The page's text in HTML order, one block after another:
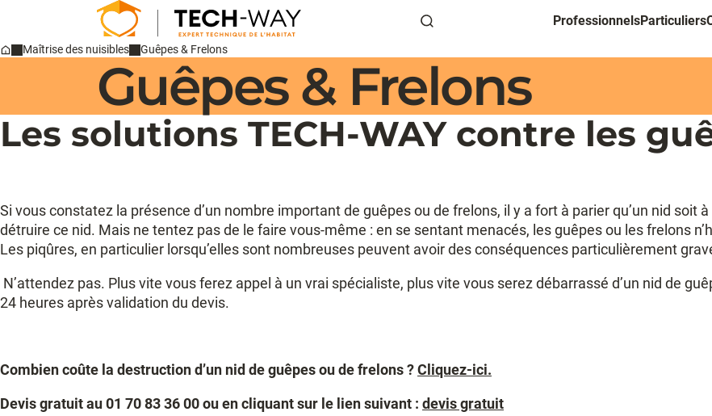
ProfessionnelsParticuliers
Maîtrise des nuisibles Guêpes & Frelons
Guêpes & Frelons
Les solutions TECH-WAY contre les
Si vous constatez la présence d’un nombre important de guêpes ou de frelons, il y a fort à parier qu’un nid
détruire ce nid. Mais ne tentez pas de le faire vous-même : en se sentant menacés, les guêpes ou les frelons
Les piqûres, en particulier lorsqu’elles sont nombreuses peuvent avoir des conséquences particulièrement
N’attendez pas. Plus vite vous ferez appel à un vrai spécialiste, plus vite vous serez débarrassé d’un nid de
24 heures après validation du devis.
Combien coûte la destruction d’un nid de guêpes ou de frelons ?Cliquez-ici.
Devis gratuit au 01 70 83 36 00 ou en cliquant sur le lien suivant : devis gratuit